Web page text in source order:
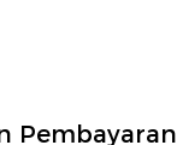
Pembayaran